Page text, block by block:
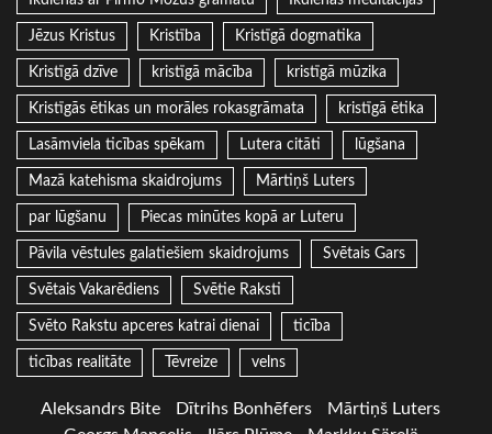
Jēzus Kristus Kristība Kristīgā dogmatika
Kristīgā dzīve kristīgā mācība kristīgā mūzika
Kristīgās ētikas un morāles rokasgrāmata kristīgā ētika
Lasāmviela ticības spēkam Lutera citāti lūgšana
Mazā katehisma skaidrojums Mārtiņš Luters
par lūgšanu Piecas minūtes kopā ar Luteru
Pāvila vēstules galatiešiem skaidrojums Svētais Gars
Svētais Vakarēdiens Svētie Raksti
Svēto Rakstu apceres katrai dienai ticība
ticības realitāte Tēvreize velns
Aleksandrs Bite Dītrihs Bonhēfers
Mārtiņš Luters